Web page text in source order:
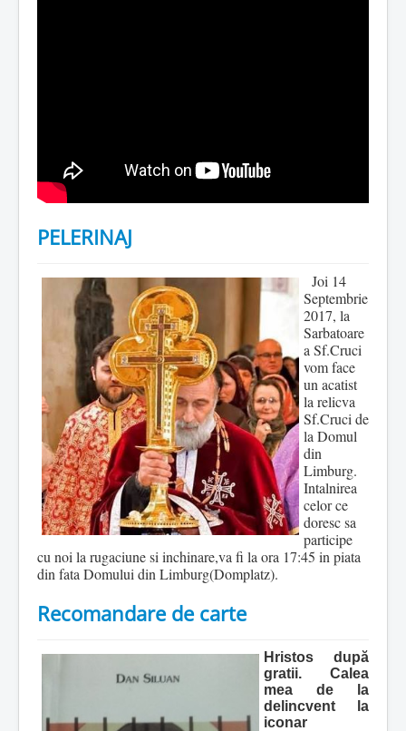
PELERINAJ
Joi 14
Septembrie
2017, la
Sarbatoare
a Sf.Cruci
vom face
un acatist
la relicva
Sf.Cruci de
la Domul
din
Limburg.
Intalnirea
celor ce
doresc sa
participe
cu noi la rugaciune si inchinare,va fi la ora 17:45 in piata
din fata Domului din Limburg(Domplatz).
Recomandare de carte
Hristos după
gratii. Calea
mea de la
delincvent la
iconar